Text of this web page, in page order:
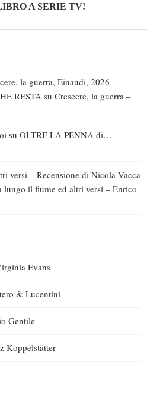
A SERIE TV!
la guerra, Einaudi, 2026 –
RESTA su Crescere, la guerra –
su OLTRE LA PENNA di…
versi – Recensione di Nicola Vacca
lungo il fiume ed altri versi – Enrico
Evans
& Lucentini
Gentile
Koppelstätter